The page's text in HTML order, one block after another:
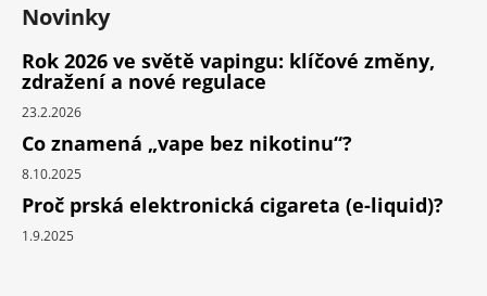
Novinky
Rok 2026 ve světě vapingu: klíčové změny,
zdražení a nové regulace
23.2.2026
Co znamená „vape bez nikotinu“?
8.10.2025
Proč prská elektronická cigareta (e-liquid)?
1.9.2025